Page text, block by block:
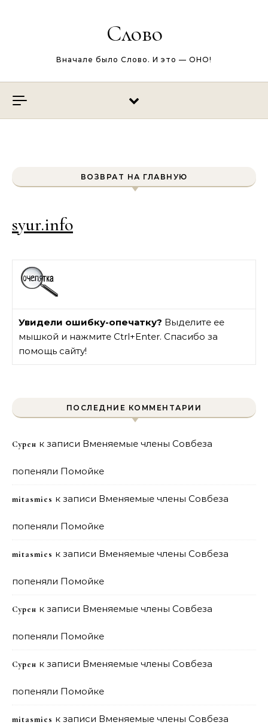
Слово
Вначале было Слово. И это — ОНО!
ВОЗВРАТ НА ГЛАВНУЮ
syur.info
Увидели ошибку-опечатку? Выделите ее
мышкой и нажмите Ctrl+Enter. Спасибо за
помощь сайту!
ПОСЛЕДНИЕ КОММЕНТАРИИ
Сурен к записи Вменяемые члены Совбеза
попеняли Помойке
mitasmies к записи Вменяемые члены Совбеза
попеняли Помойке
mitasmies к записи Вменяемые члены Совбеза
попеняли Помойке
Сурен к записи Вменяемые члены Совбеза
попеняли Помойке
Сурен к записи Вменяемые члены Совбеза
попеняли Помойке
mitasmies к записи Вменяемые члены Совбеза